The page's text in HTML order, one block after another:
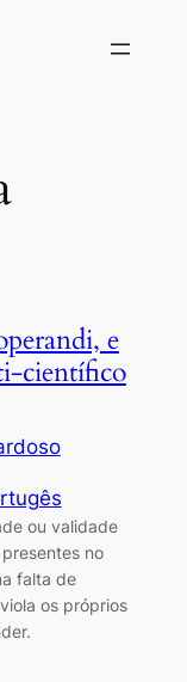
e
científico
ou validade
no
falta de
os próprios